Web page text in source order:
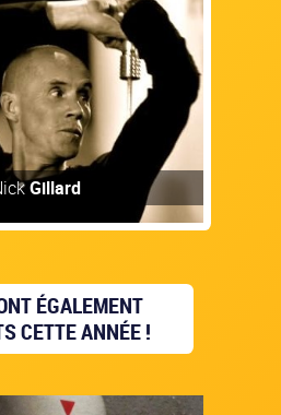
Gillard
ÉGALEMENT
CETTE ANNÉE !
Découvrir